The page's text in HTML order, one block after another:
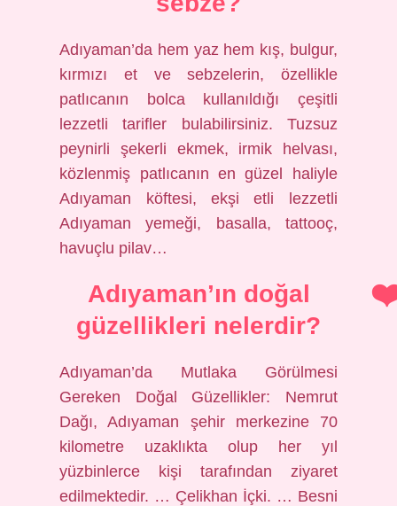
Adıyaman’da hem yaz hem kış, bulgur,
kırmızı et ve sebzelerin, özellikle
patlıcanın bolca kullanıldığı çeşitli
lezzetli tarifler bulabilirsiniz. Tuzsuz
peynirli şekerli ekmek, irmik helvası,
közlenmiş patlıcanın en güzel haliyle
Adıyaman köftesi, ekşi etli lezzetli
Adıyaman yemeği, basalla, tattooç,
havuçlu pilav…
Adıyaman’ın doğal
güzellikleri nelerdir?
Adıyaman’da Mutlaka Görülmesi
Gereken Doğal Güzellikler: Nemrut
Dağı, Adıyaman şehir merkezine 70
kilometre uzaklıkta olup her yıl
yüzbinlerce kişi tarafından ziyaret
edilmektedir. … Çelikhan İçki. … Besni